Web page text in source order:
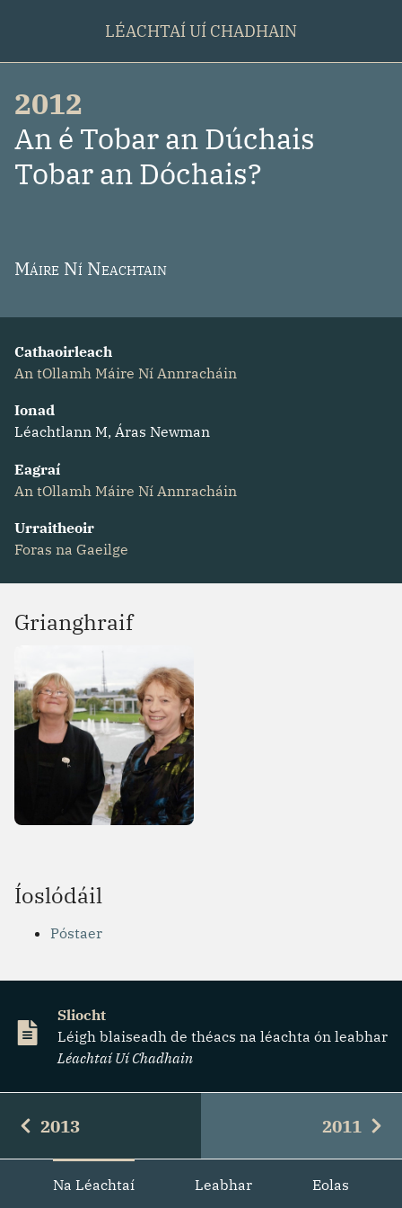
LÉACHTAÍ UÍ CHADHAIN
Na Léachtaí Leabhar Eolas
2012
An é Tobar an Dúchais
Tobar an Dóchais?
Máire Ní Neachtain
Cathaoirleach
An tOllamh Máire Ní Annracháin
Ionad
Léachtlann M, Áras Newman
Eagraí
An tOllamh Máire Ní Annracháin
Urraitheoir
Foras na Gaeilge
Grianghraif
Íoslódáil
Póstaer
Sliocht
Léigh blaiseadh de théacs na léachta ón leabhar
Léachtaí Uí Chadhain
2013 2011